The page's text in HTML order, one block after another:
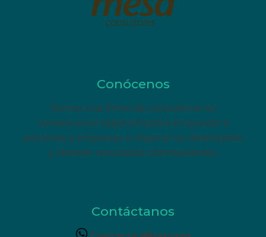
Conócenos
Somos una firma de consultoría no
convencional especializados en ayudar a
personas y empresas a mejorar su desempeño
y obtener resultados sobresalientes.
Contáctanos